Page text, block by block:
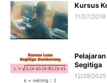
Kursus
11/07/
Segitiga
12/29/